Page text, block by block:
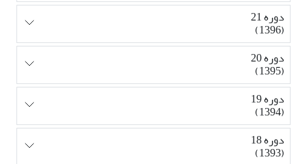
دوره 21
(1396)
دوره 20
(1395)
دوره 19
(1394)
دوره 18
(1393)